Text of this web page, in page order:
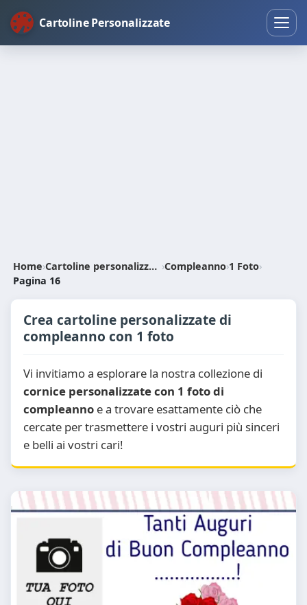
Cartoline Personalizzate
Home› Cartoline personalizzate ›Compleanno›1 Foto›
Pagina 16
Crea cartoline personalizzate di
compleanno con 1 foto
Vi invitiamo a esplorare la nostra collezione di
cornice personalizzate con 1 foto di
compleanno e a trovare esattamente ciò che
cercate per trasmettere i vostri auguri più sinceri
e belli ai vostri cari!